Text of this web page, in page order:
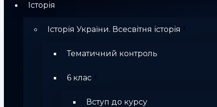
Історія
Історія України. Всесвітня історія
Тематичний контроль
6 клас
Вступ до курсу